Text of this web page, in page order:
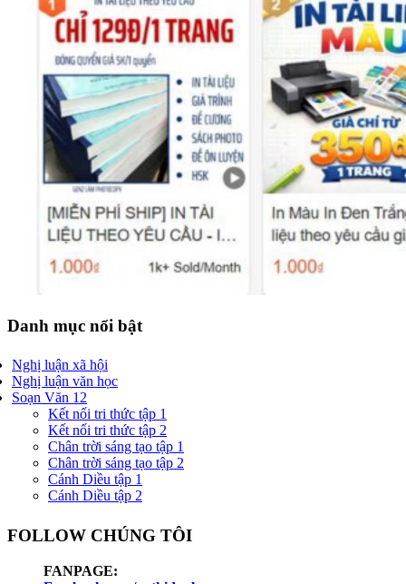
Danh mục nổi bật
Nghị luận xã hội
Nghị luận văn học
Soạn Văn 12
Kết nối tri thức tập 1
Kết nối tri thức tập 2
Chân trời sáng tạo tập 1
Chân trời sáng tạo tập 2
Cánh Diều tập 1
Cánh Diều tập 2
FOLLOW CHÚNG TÔI
FANPAGE: